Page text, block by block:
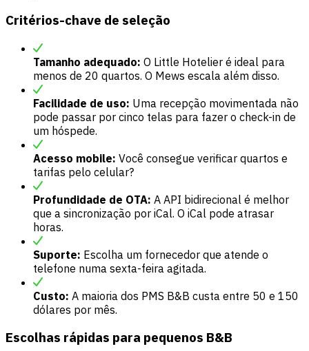
Critérios-chave de seleção
Tamanho adequado: O Little Hotelier é ideal para
menos de 20 quartos. O Mews escala além disso.
Facilidade de uso: Uma recepção movimentada não
pode passar por cinco telas para fazer o check-in de
um hóspede.
Acesso mobile: Você consegue verificar quartos e
tarifas pelo celular?
Profundidade de OTA: A API bidirecional é melhor
que a sincronização por iCal. O iCal pode atrasar
horas.
Suporte: Escolha um fornecedor que atende o
telefone numa sexta-feira agitada.
Custo: A maioria dos PMS B&B custa entre 50 e 150
dólares por mês.
Escolhas rápidas para pequenos B&B